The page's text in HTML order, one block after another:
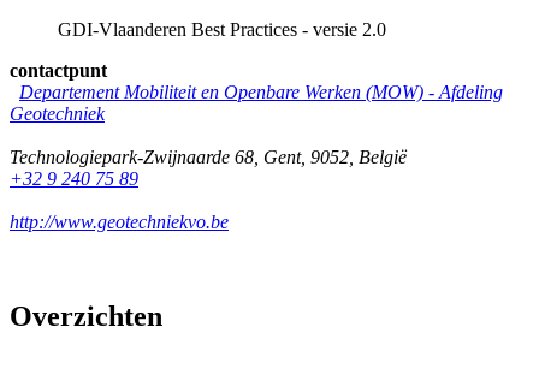
GDI-Vlaanderen Best Practices - versie 2.0
contactpunt
Departement Mobiliteit en Openbare Werken (MOW) - Afdeling
Geotechniek
Technologiepark-Zwijnaarde 68 Gent, 9052 België
+32 9 240 75 89
http://www.geotechniekvo.be
Overzichten